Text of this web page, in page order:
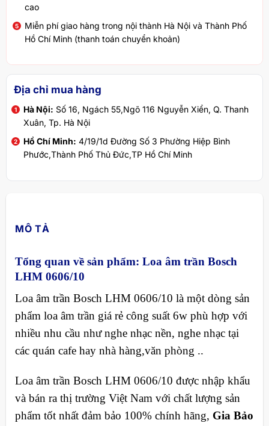
cao
Miễn phí giao hàng trong nội thành Hà Nội và Thành Phố
Hồ Chí Minh (thanh toán chuyển khoản)
Địa chỉ mua hàng
Hà Nội: Số 16, Ngách 55,Ngõ 116 Nguyễn Xiển, Q. Thanh
Xuân, Tp. Hà Nội
Hồ Chí Minh: 4/19/1d Đường Số 3 Phường Hiệp Bình
Phước,Thành Phố Thủ Đức,TP Hồ Chí Minh
MÔ TẢ
Tổng quan về sản phẩm: Loa âm trần Bosch
LHM 0606/10
Loa âm trần Bosch LHM 0606/10 là một dòng sản
phẩm loa âm trần giá rẻ công suất 6w phù hợp với
nhiều nhu cầu như nghe nhạc nền, nghe nhạc tại
các quán cafe hay nhà hàng,văn phòng ..
Loa âm trần Bosch LHM 0606/10 được nhập khẩu
và bán ra thị trường Việt Nam với chất lượng sản
phẩm tốt nhất đảm bảo 100% chính hãng, Gia Bảo